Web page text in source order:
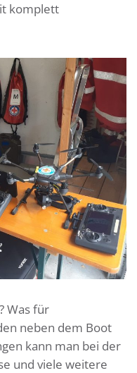
komplett
Was für
neben dem Boot
kann man bei der
und viele weitere